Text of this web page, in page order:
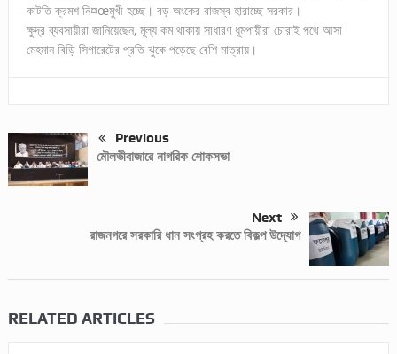
কাটতি ক্রমশ নি¤œমুখী হচ্ছে। বড় অংকের রাজস্ব হারাচ্ছে সরকার।
ক্ষুদ্র ব্যবসায়ীরা জানিয়েছেন, মূল্য কম থাকায় সাধারণ ধূমপায়ীরা চোরাই পথে আসা
মেহমান বিড়ি সিগারেটের প্রতি ঝুকে পড়েছে বেশি মাত্রায়।
Previous
মৌলভীবাজারে নাগরিক শোকসভা
Next
রাজনগরে সরকারি ধান সংগ্রহ করতে বিকল্প উদ্যোগ
RELATED ARTICLES